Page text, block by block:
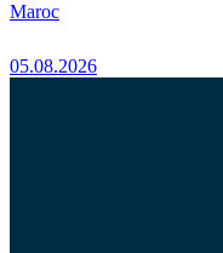
Maroc
05.08.2026